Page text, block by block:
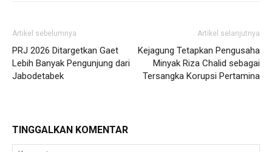
Artikel sebelumnya
PRJ 2026 Ditargetkan Gaet
Lebih Banyak Pengunjung dari
Jabodetabek
Artikel selanjutnya
Kejagung Tetapkan Pengusaha
Minyak Riza Chalid sebagai
Tersangka Korupsi Pertamina
TINGGALKAN KOMENTAR